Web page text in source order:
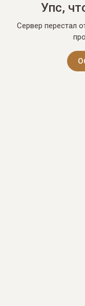
Упс,
Сервер перестал